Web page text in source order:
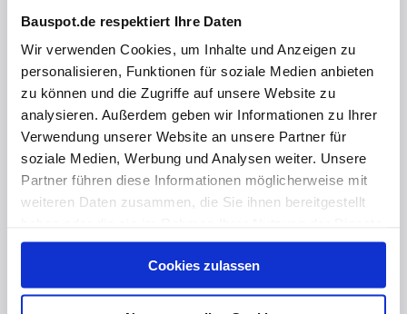
Bauspot.de respektiert Ihre Daten
Wir verwenden Cookies, um Inhalte und Anzeigen zu
personalisieren, Funktionen für soziale Medien anbieten
zu können und die Zugriffe auf unsere Website zu
analysieren. Außerdem geben wir Informationen zu Ihrer
Verwendung unserer Website an unsere Partner für
soziale Medien, Werbung und Analysen weiter. Unsere
Partner führen diese Informationen möglicherweise mit
weiteren Daten zusammen, die Sie ihnen bereitgestellt
gesammelt haben. Hier finden Sie Informationen zum
und unserImpressum.
Cookies zulassen
Hochqualitative Lösungen
vor 6 Jahren
Jede Form und Größe ist möglich